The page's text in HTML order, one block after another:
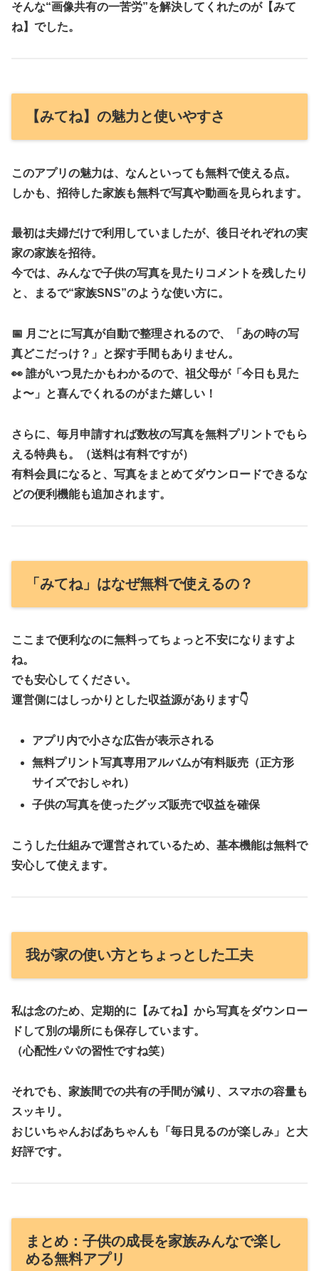
そんな“画像共有の一苦労”を解決してくれたのが【みて
ね】でした。
【みてね】の魅力と使いやすさ
このアプリの魅力は、なんといっても無料で使える点。
しかも、招待した家族も無料で写真や動画を見られます。
最初は夫婦だけで利用していましたが、後日それぞれの実
家の家族を招待。
今では、みんなで子供の写真を見たりコメントを残したり
と、まるで“家族SNS”のような使い方に。
📅 月ごとに写真が自動で整理されるので、「あの時の写
真どこだっけ？」と探す手間もありません。
👀 誰がいつ見たかもわかるので、祖父母が「今日も見た
よ〜」と喜んでくれるのがまた嬉しい！
さらに、毎月申請すれば数枚の写真を無料プリントでもら
える特典も。（送料は有料ですが）
有料会員になると、写真をまとめてダウンロードできるな
どの便利機能も追加されます。
「みてね」はなぜ無料で使えるの？
ここまで便利なのに無料ってちょっと不安になりますよ
ね。
でも安心してください。
運営側にはしっかりとした収益源があります👇
アプリ内で小さな広告が表示される
無料プリント写真専用アルバムが有料販売（正方形
サイズでおしゃれ）
子供の写真を使ったグッズ販売で収益を確保
こうした仕組みで運営されているため、基本機能は無料で
安心して使えます。
我が家の使い方とちょっとした工夫
私は念のため、定期的に【みてね】から写真をダウンロー
ドして別の場所にも保存しています。
（心配性パパの習性ですね笑）
それでも、家族間での共有の手間が減り、スマホの容量も
スッキリ。
おじいちゃんおばあちゃんも「毎日見るのが楽しみ」と大
好評です。
まとめ：子供の成長を家族みんなで楽し
める無料アプリ